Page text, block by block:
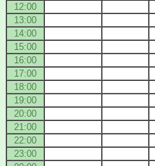
12:00
13:00
14:00
15:00
16:00
17:00
18:00
19:00
20:00
21:00
22:00
23:00